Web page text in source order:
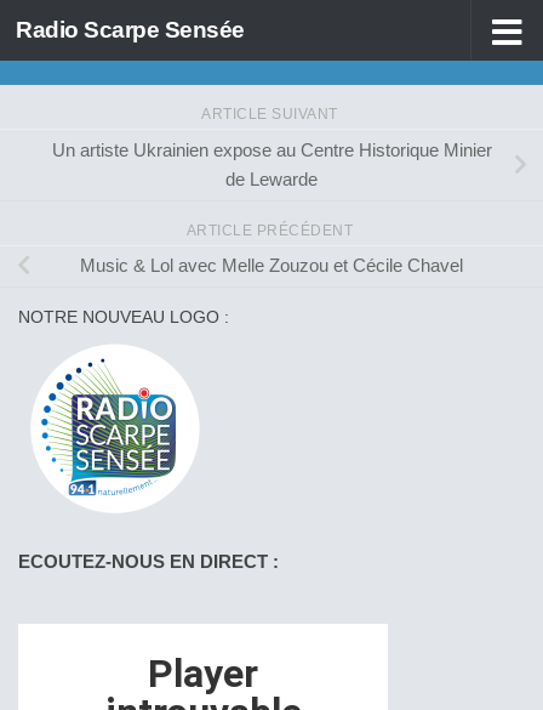
Skip to content
Radio Scarpe Sensée
ARTICLE SUIVANT
Un artiste Ukrainien expose au Centre Historique Minier
de Lewarde
ARTICLE PRÉCÉDENT
Music & Lol avec Melle Zouzou et Cécile Chavel
NOTRE NOUVEAU LOGO :
ECOUTEZ-NOUS EN DIRECT :